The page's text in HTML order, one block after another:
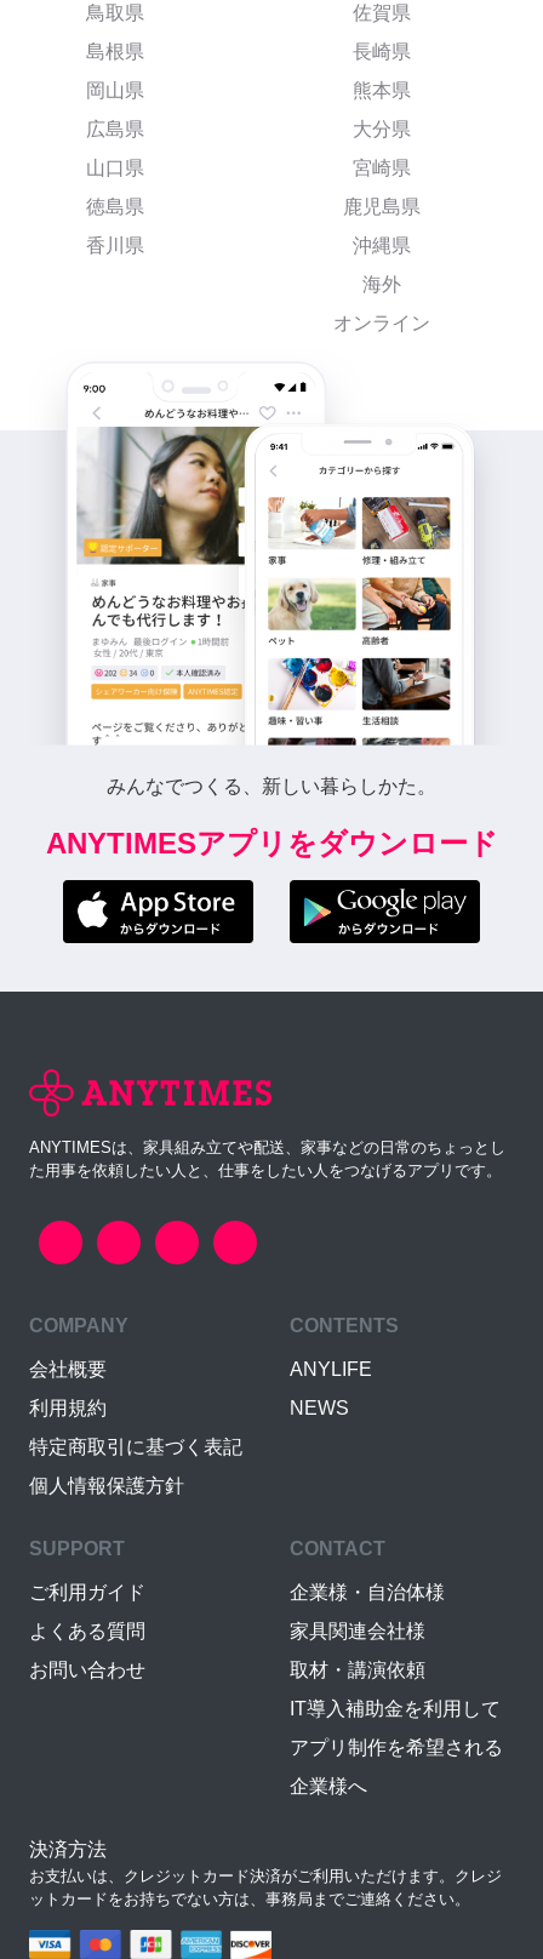
鳥取県
島根県
岡山県
広島県
山口県
徳島県
香川県
佐賀県
長崎県
熊本県
大分県
宮崎県
鹿児島県
沖縄県
海外
オンライン
みんなでつくる、新しい暮らしかた。
ANYTIMESアプリをダウンロード
ANYTIMESは、家具組み立てや配送、家事などの日常のちょっとし
た用事を依頼したい人と、仕事をしたい人をつなげるアプリです。
COMPANY
会社概要
利用規約
特定商取引に基づく表記
個人情報保護方針
CONTENTS
ANYLIFE
NEWS
SUPPORT
ご利用ガイド
よくある質問
お問い合わせ
CONTACT
企業様・自治体様
家具関連会社様
取材・講演依頼
IT導入補助金を利用して
アプリ制作を希望される
企業様へ
決済方法
お支払いは、クレジットカード決済がご利用いただけます。クレジ
ットカードをお持ちでない方は、事務局までご連絡ください。